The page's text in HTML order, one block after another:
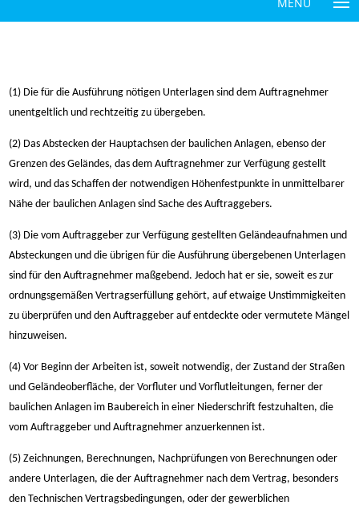
(1) Die für die Ausführung nötigen Unterlagen sind dem Auftragnehmer
unentgeltlich und rechtzeitig zu übergeben.
(2) Das Abstecken der Hauptachsen der baulichen Anlagen, ebenso der
Grenzen des Geländes, das dem Auftragnehmer zur Verfügung gestellt
wird, und das Schaffen der notwendigen Höhenfestpunkte in unmittelbarer
Nähe der baulichen Anlagen sind Sache des Auftraggebers.
(3) Die vom Auftraggeber zur Verfügung gestellten Geländeaufnahmen und
Absteckungen und die übrigen für die Ausführung übergebenen Unterlagen
sind für den Auftragnehmer maßgebend. Jedoch hat er sie, soweit es zur
ordnungsgemäßen Vertragserfüllung gehört, auf etwaige Unstimmigkeiten
zu überprüfen und den Auftraggeber auf entdeckte oder vermutete Mängel
hinzuweisen.
(4) Vor Beginn der Arbeiten ist, soweit notwendig, der Zustand der Straßen
und Geländeoberfläche, der Vorfluter und Vorflutleitungen, ferner der
baulichen Anlagen im Baubereich in einer Niederschrift festzuhalten, die
vom Auftraggeber und Auftragnehmer anzuerkennen ist.
(5) Zeichnungen, Berechnungen, Nachprüfungen von Berechnungen oder
andere Unterlagen, die der Auftragnehmer nach dem Vertrag, besonders
den Technischen Vertragsbedingungen, oder der gewerblichen